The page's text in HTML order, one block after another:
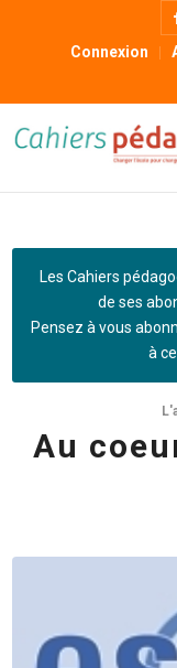
Connexion
Les Cahiers
de ses
Pensez à vous
à
Au